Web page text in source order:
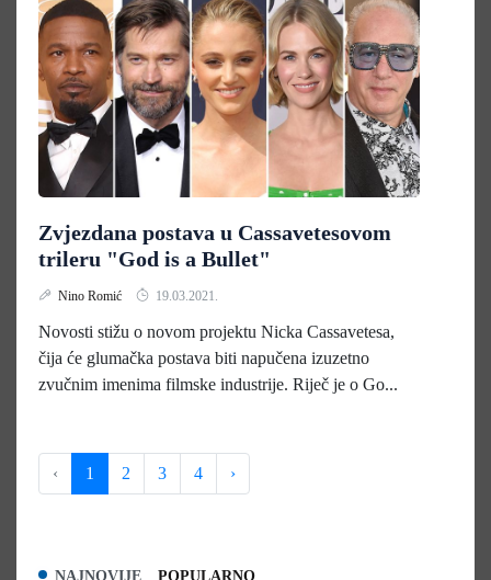
Zvjezdana postava u Cassavetesovom
trileru "God is a Bullet"
Nino Romić 19.03.2021.
Novosti stižu o novom projektu Nicka Cassavetesa,
čija će glumačka postava biti napučena izuzetno
zvučnim imenima filmske industrije. Riječ je o Go...
‹ 1 2 3 4 ›
NAJNOVIJE POPULARNO